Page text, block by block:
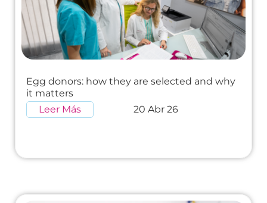
Egg donors: how they are selected and why
it matters
Leer Más
20 Abr 26